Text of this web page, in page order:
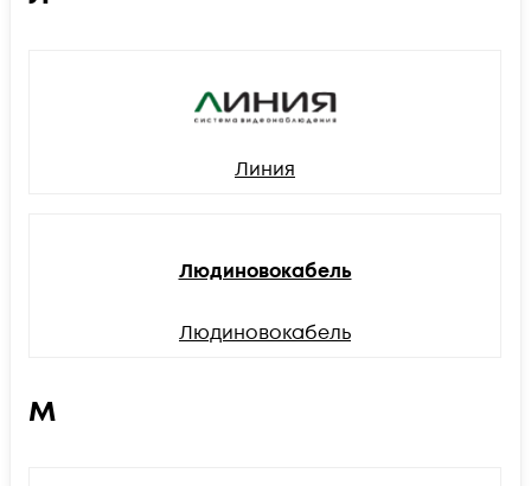
Линия
Людиновокабель
Людиновокабель
М